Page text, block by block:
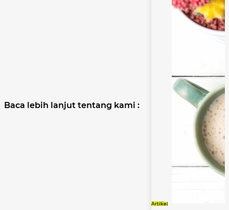
Baca lebih lanjut tentang kami :
Artikel